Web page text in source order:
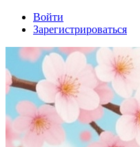
Войти
Зарегистрироваться